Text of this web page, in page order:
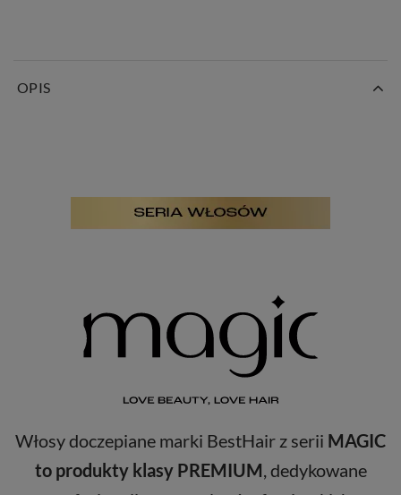
OPIS
Włosy doczepiane marki BestHair z serii MAGIC
to produkty klasy PREMIUM , dedykowane